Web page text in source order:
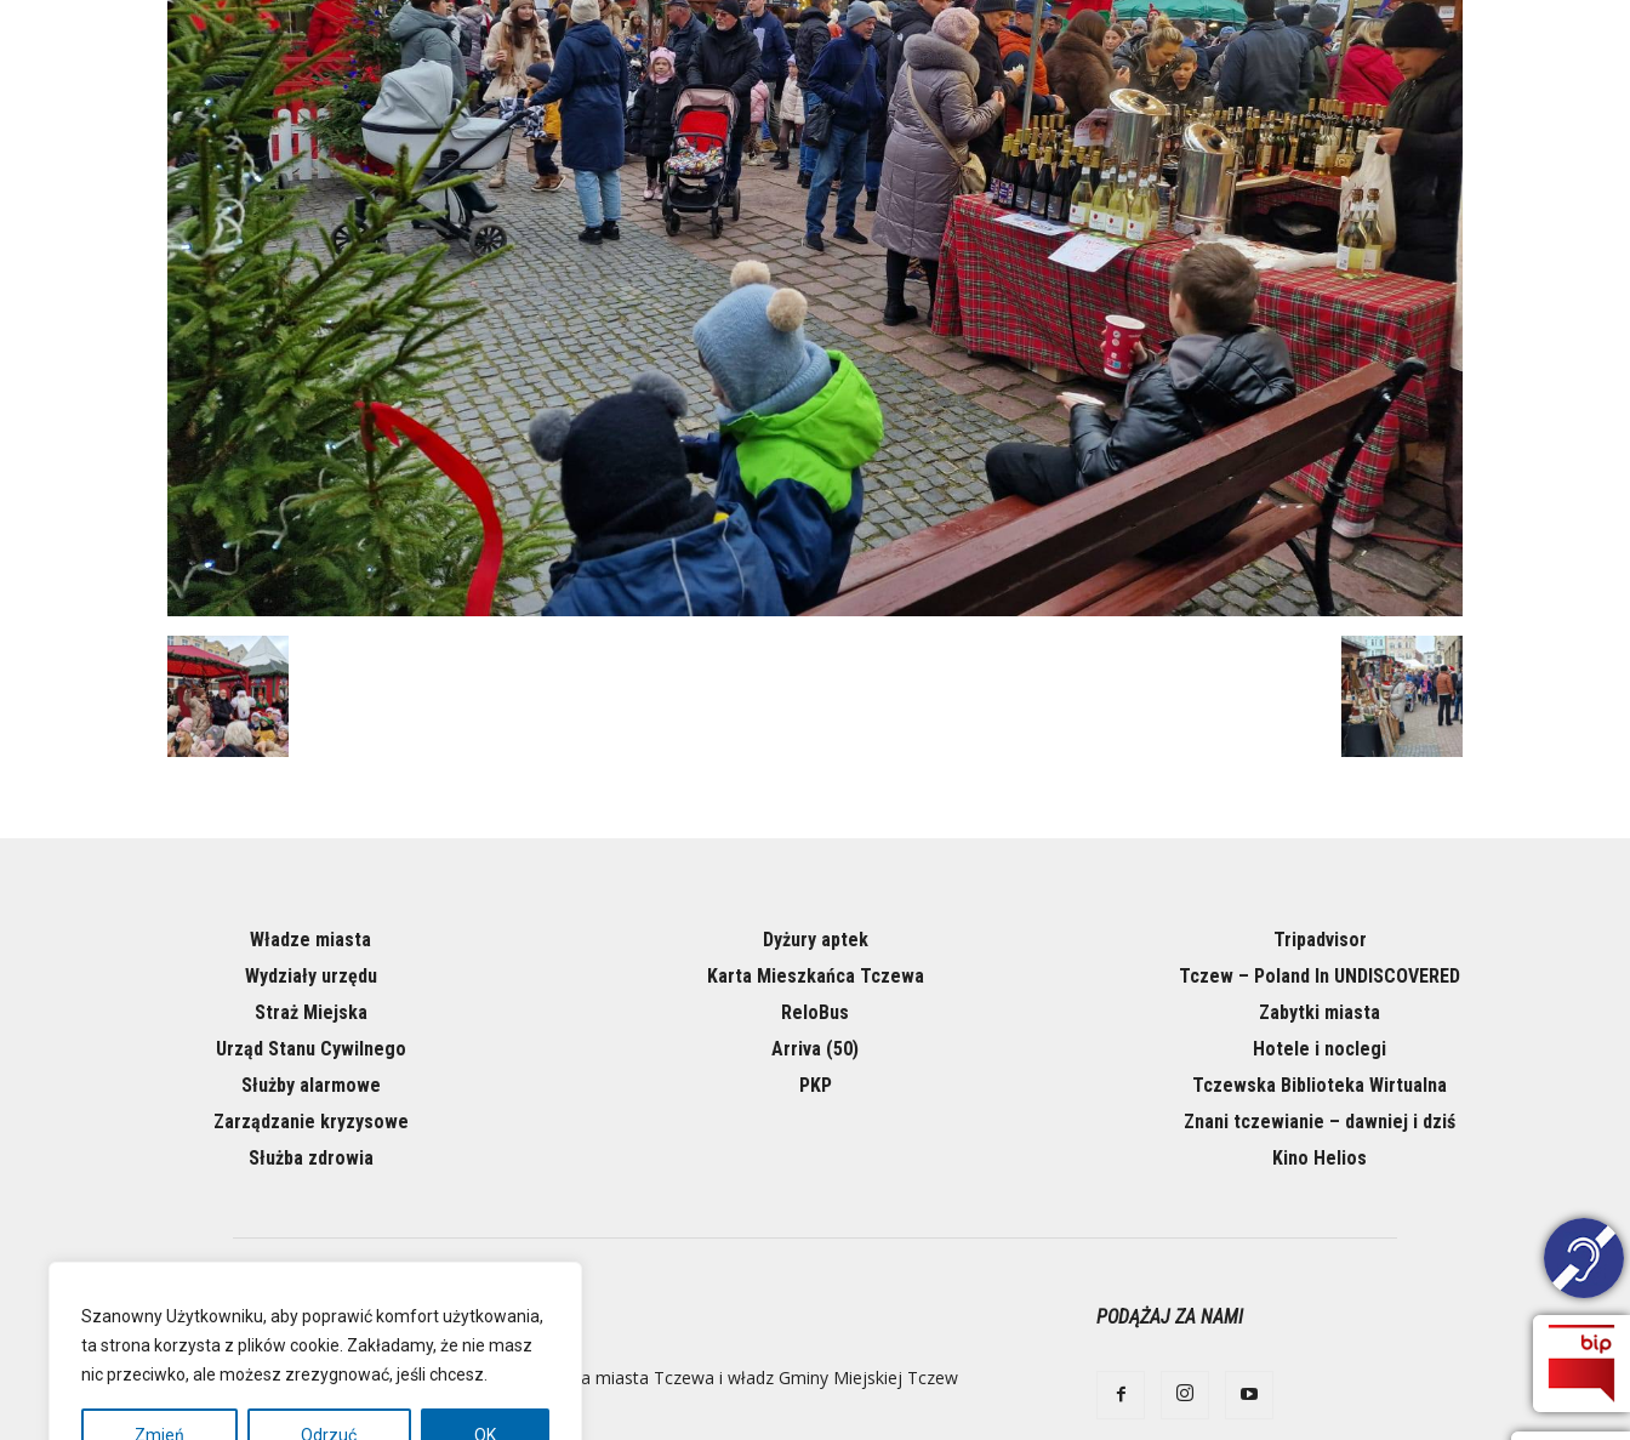
Szanowny Użytkowniku, aby poprawić komfort użytkowania,
ta strona korzysta z plików cookie. Zakładamy, że nie masz
nic przeciwko, ale możesz zrezygnować, jeśli chcesz.
Zmień Odrzuć OK
Władze miasta
Wydziały urzędu
Straż Miejska
Urząd Stanu Cywilnego
Służby alarmowe
Zarządzanie kryzysowe
Służba zdrowia
Dyżury aptek
Karta Mieszkańca Tczewa
ReloBus
Arriva (50)
PKP
Tripadvisor
Tczew – Poland In UNDISCOVERED
Zabytki miasta
Hotele i noclegi
Tczewska Biblioteka Wirtualna
Znani tczewianie – dawniej i dziś
Kino Helios
O NAS
Oficjalna strona miasta Tczewa i władz Gminy Miejskiej Tczew
PODĄŻAJ ZA NAMI